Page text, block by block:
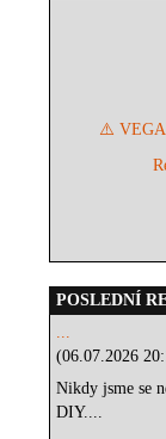
⚠️
POSLEDNÍ
...
(06.07.2026
Nikdy jsme se
DIY....